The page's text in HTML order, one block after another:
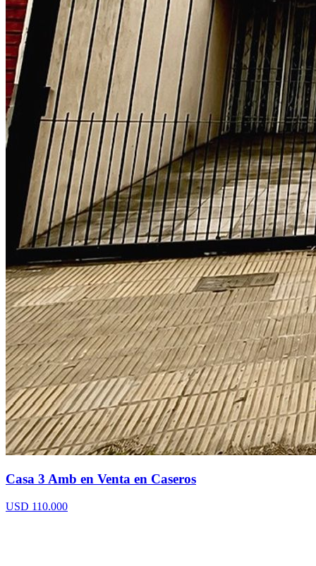
Casa 3 Amb en Venta en Caseros
USD 110.000